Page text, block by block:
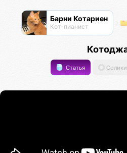
Барни Котариен
Кот-пианист
Статья Солики